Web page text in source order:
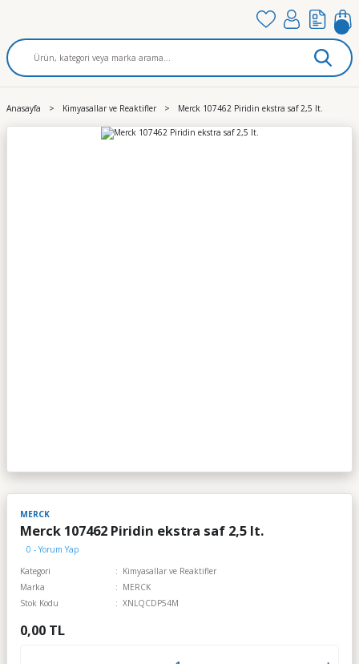
Anasayfa Kimyasallar ve Reaktifler Merck 107462 Piridin ekstra saf 2,5 lt.
MERCK
Merck 107462 Piridin ekstra saf 2,5 lt.
0 - Yorum Yap
Kategori
Kimyasallar ve Reaktifler
Marka
MERCK
Stok Kodu
XNLQCDP54M
0,00 TL